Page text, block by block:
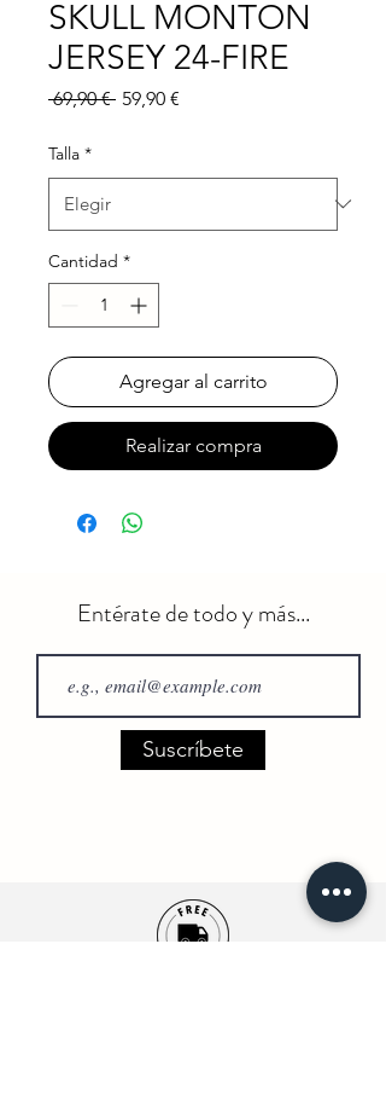
SKULL MONTON
JERSEY 24-FIRE
69,90 € Precio
59,90 €
Talla *
Cantidad *
Agregar al carrito
Realizar compra
Entérate de todo y más...
Suscríbete